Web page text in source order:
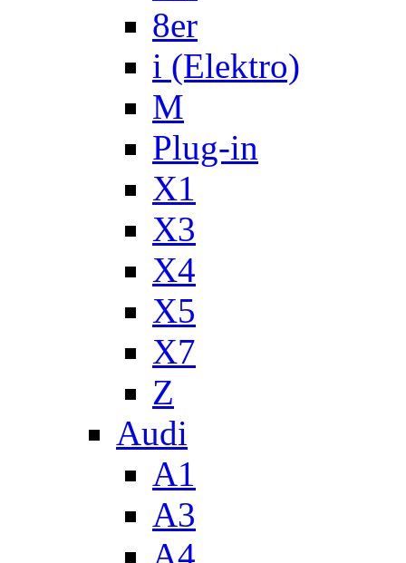
8er
i (Elektro)
M
Plug-in
X1
X3
X4
X5
X7
Z
Audi
A1
A3